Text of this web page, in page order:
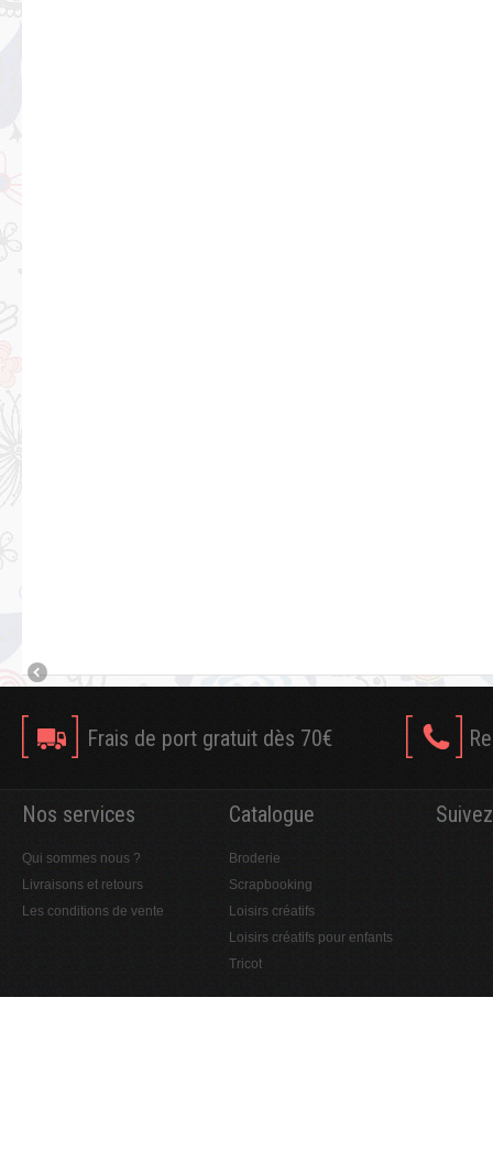
Frais de port gratuit dès 70€
Nos services
Qui sommes nous ?
Livraisons et retours
Les conditions de vente
Catalogue
Broderie
Scrapbooking
Loisirs créatifs
Loisirs créatifs pour enfants
Tricot